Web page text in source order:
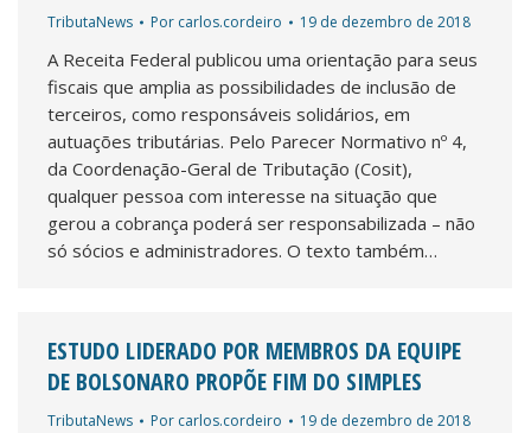
TributaNews Por carlos.cordeiro 19 de dezembro de 2018
A Receita Federal publicou uma orientação para seus
fiscais que amplia as possibilidades de inclusão de
terceiros, como responsáveis solidários, em
autuações tributárias. Pelo Parecer Normativo nº 4,
da Coordenação-Geral de Tributação (Cosit),
qualquer pessoa com interesse na situação que
gerou a cobrança poderá ser responsabilizada – não
só sócios e administradores. O texto também…
ESTUDO LIDERADO POR MEMBROS DA EQUIPE
DE BOLSONARO PROPÕE FIM DO SIMPLES
TributaNews Por carlos.cordeiro 19 de dezembro de 2018